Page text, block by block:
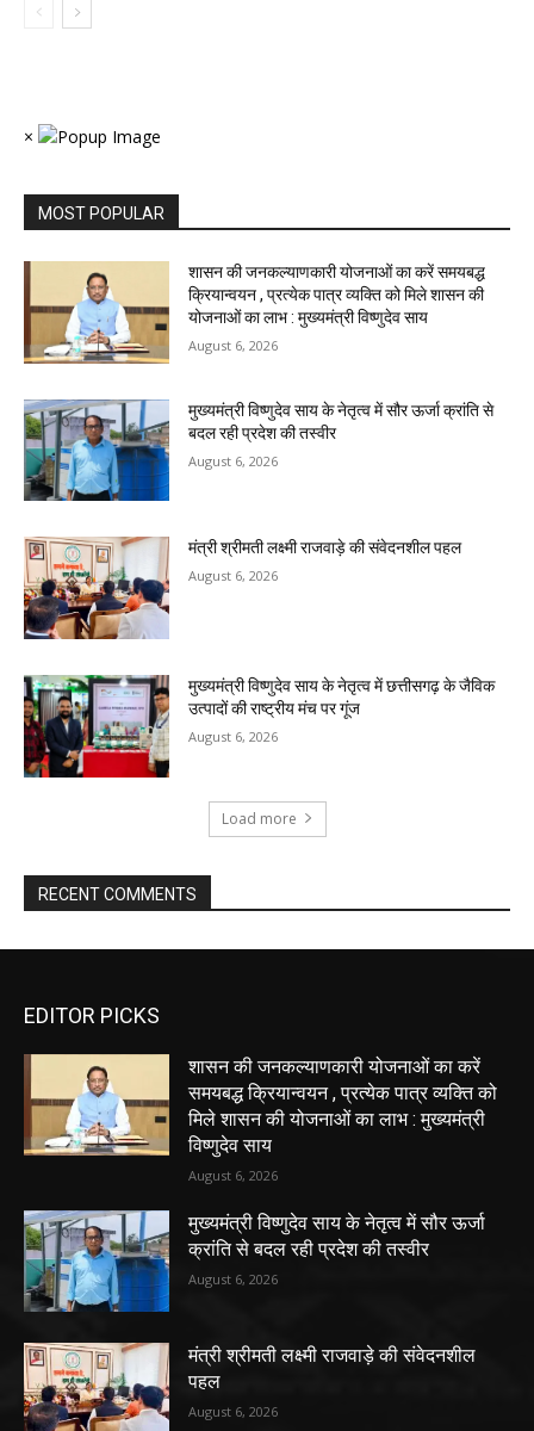
×
MOST POPULAR
शासन की जनकल्याणकारी योजनाओं का करें समयबद्ध
क्रियान्वयन , प्रत्येक पात्र व्यक्ति को मिले शासन की
योजनाओं का लाभ : मुख्यमंत्री विष्णुदेव साय
August 6, 2026
मुख्यमंत्री विष्णुदेव साय के नेतृत्व में सौर ऊर्जा क्रांति से
बदल रही प्रदेश की तस्वीर
August 6, 2026
मंत्री श्रीमती लक्ष्मी राजवाड़े की संवेदनशील पहल
August 6, 2026
मुख्यमंत्री विष्णुदेव साय के नेतृत्व में छत्तीसगढ़ के जैविक
उत्पादों की राष्ट्रीय मंच पर गूंज
August 6, 2026
Load more
RECENT COMMENTS
EDITOR PICKS
शासन की जनकल्याणकारी योजनाओं का करें
समयबद्ध क्रियान्वयन , प्रत्येक पात्र व्यक्ति को
मिले शासन की योजनाओं का लाभ : मुख्यमंत्री
विष्णुदेव साय
August 6, 2026
मुख्यमंत्री विष्णुदेव साय के नेतृत्व में सौर ऊर्जा
क्रांति से बदल रही प्रदेश की तस्वीर
August 6, 2026
मंत्री श्रीमती लक्ष्मी राजवाड़े की संवेदनशील
पहल
August 6, 2026